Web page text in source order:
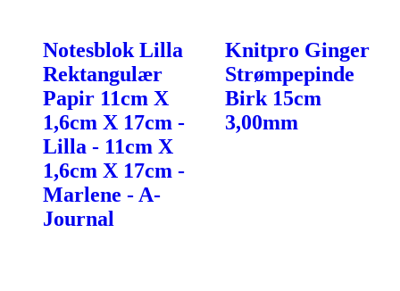
Notesblok Lilla
Rektangulær
Papir 11cm X
1,6cm X 17cm -
Lilla - 11cm X
1,6cm X 17cm -
Marlene - A-
Journal
Knitpro Ginger
Strømpepinde
Birk 15cm
3,00mm